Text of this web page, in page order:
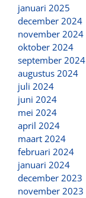
januari 2025
december 2024
november 2024
oktober 2024
september 2024
augustus 2024
juli 2024
juni 2024
mei 2024
april 2024
maart 2024
februari 2024
januari 2024
december 2023
november 2023